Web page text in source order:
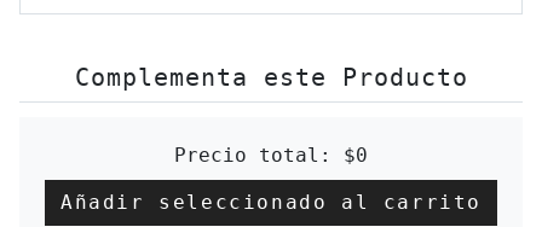
Complementa este Producto
Precio total: $0
Añadir seleccionado al carrito